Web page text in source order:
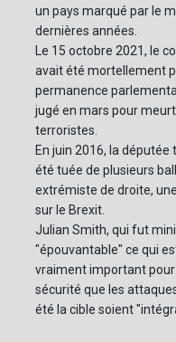
un pays marqué par le
dernières années.
Le 15 octobre 2021, le
avait été mortellement
permanence
jugé en mars pour
terroristes.
En juin 2016, la
été tuée de plusieurs
extrémiste de droite,
sur le Brexit.
Julian Smith, qui fut
"épouvantable" ce qui
vraiment important
sécurité que les
été la cible soient